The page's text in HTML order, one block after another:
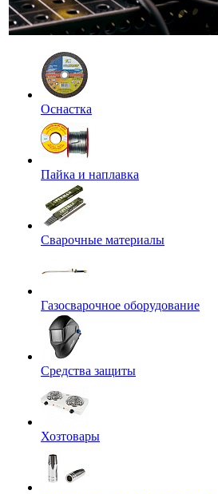
Оснастка
Пайка и наплавка
Сварочные материалы
Газосварочное оборудование
Средства защиты
Хозтовары